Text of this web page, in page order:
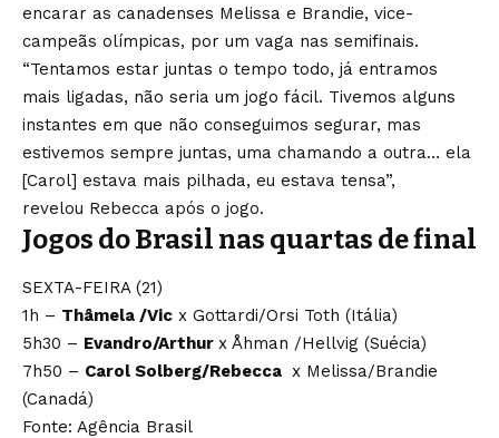
encarar as canadenses Melissa e Brandie, vice-
campeãs olímpicas, por um vaga nas semifinais.
“Tentamos estar juntas o tempo todo, já entramos
mais ligadas, não seria um jogo fácil. Tivemos alguns
instantes em que não conseguimos segurar, mas
estivemos sempre juntas, uma chamando a outra… ela
[Carol] estava mais pilhada, eu estava tensa”,
revelou Rebecca após o jogo.
Jogos do Brasil nas quartas de final
SEXTA-FEIRA (21)
1h – Thâmela /Vic x Gottardi/Orsi Toth (Itália)
5h30 – Evandro/Arthur x Åhman /Hellvig (Suécia)
7h50 – Carol Solberg/Rebecca x Melissa/Brandie
(Canadá)
Fonte: Agência Brasil